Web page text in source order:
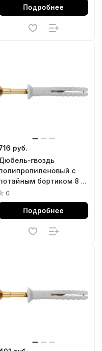
Подробнее
руб.
гвоздь
с
бортиком 8 х
мм, 100 шт Сибртех
0
Подробнее